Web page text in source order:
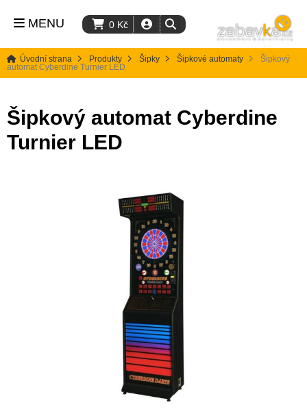
0 Kč
MENU
Úvodní strana Produkty Šipky Šipkové automaty
Šipkový
automat Cyberdine Turnier LED
Šipkový automat Cyberdine
Turnier LED